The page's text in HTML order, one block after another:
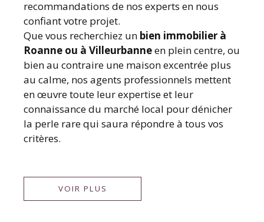
recommandations de nos experts en nous
confiant votre projet.
Que vous recherchiez un bien immobilier à
Roanne ou à Villeurbanneen plein centre, ou
bien au contraire une maison excentrée plus
au calme, nos agents professionnels mettent
en œuvre toute leur expertise et leur
connaissance du marché local pour dénicher
la perle rare qui saura répondre à tous vos
critères.
VOIR PLUS